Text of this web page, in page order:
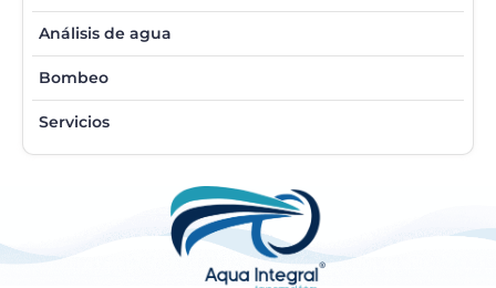
Análisis de agua
Bombeo
Servicios